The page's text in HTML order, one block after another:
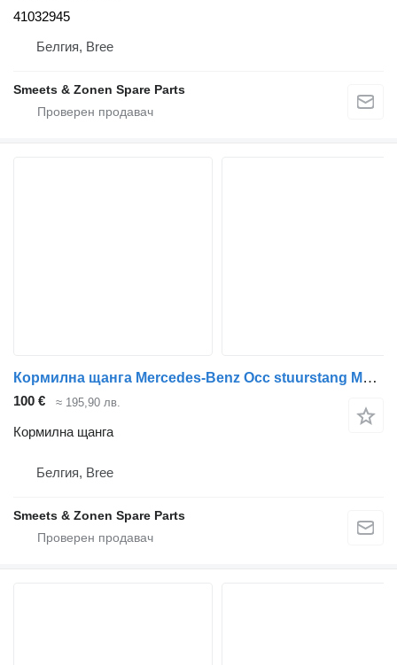
41032945
Белгия, Bree
Smeets & Zonen Spare Parts
Кормилна щанга Mercedes-Benz Occ stuurstang Mercedes за камион
100 € ≈ 195,90 лв.
Кормилна щанга
Белгия, Bree
Smeets & Zonen Spare Parts